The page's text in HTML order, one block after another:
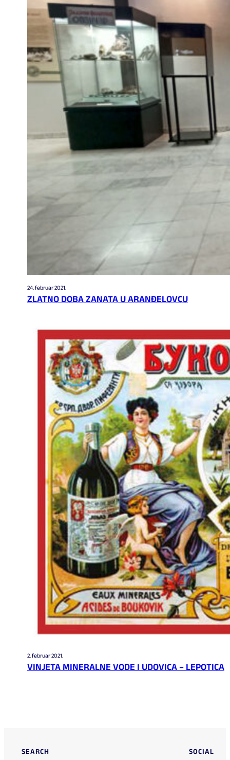
24. februar 2021.
ZLATNO DOBA ZANATA U ARANĐELOVCU
2. februar 2021.
VINJETA MINERALNE VODE I UDOVICA – LEPOTICA
SEARCH SOCIAL